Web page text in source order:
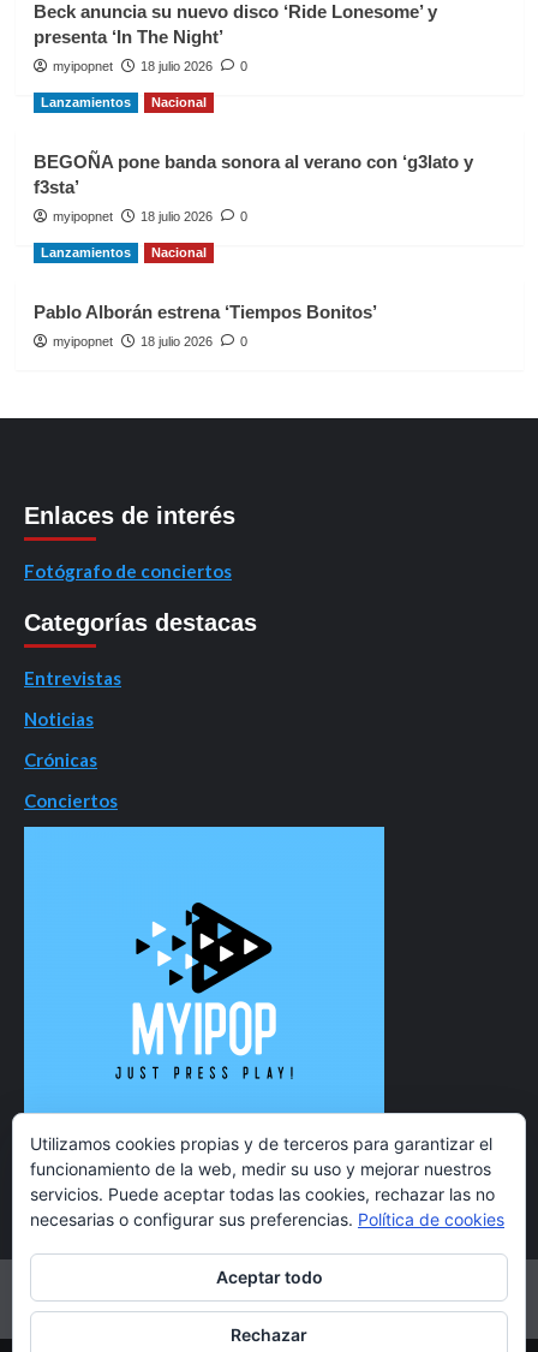
Beck anuncia su nuevo disco ‘Ride Lonesome’ y
presenta ‘In The Night’
myipopnet 18 julio 2026 0
Lanzamientos Nacional
BEGOÑA pone banda sonora al verano con ‘g3lato y
f3sta’
myipopnet 18 julio 2026 0
Lanzamientos Nacional
Pablo Alborán estrena ‘Tiempos Bonitos’
myipopnet 18 julio 2026 0
Enlaces de interés
Fotógrafo de conciertos
Categorías destacas
Entrevistas
Noticias
Crónicas
Conciertos
TwitterInstagramFacebookYouTube
Utilizamos cookies propias y de terceros para garantizar el
funcionamiento de la web, medir su uso y mejorar nuestros
servicios. Puede aceptar todas las cookies, rechazar las no
necesarias o configurar sus preferencias. Política de cookies
Aceptar todo
Rechazar